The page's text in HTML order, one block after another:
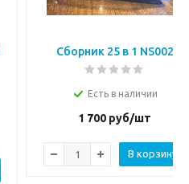
Сборник 25 в 1 NS002
Есть в наличии
1 700 руб/шт
В корзину